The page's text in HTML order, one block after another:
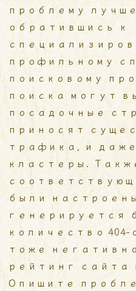
проблему
обратившись к
профильному
поисковому
поиска могут
посадочные
приносят
трафика, и
кластеры.
были
генерируется
количество
тоже
рейтинг сайта
Опишите